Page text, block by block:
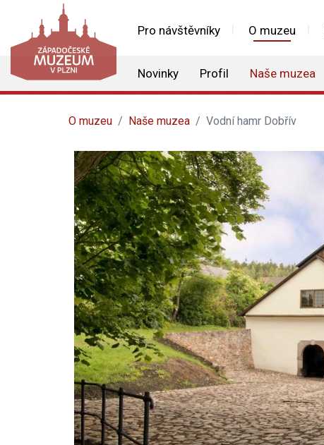
Pro návštěvníky O muzeu
Novinky Profil Naše muzea
O muzeu Naše muzea Vodní hamr Dobřív